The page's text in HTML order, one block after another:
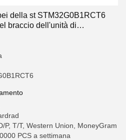
della st STM32G0B1RCT6
braccio dell'unità di
P, T/T, Western Union, MoneyGram
PCS a settimana